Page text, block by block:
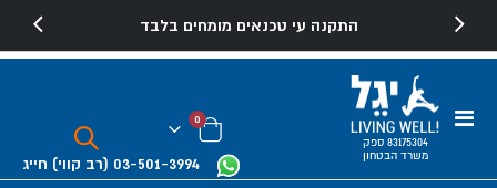
התקנה עי טכנאים מומחים בלבד
Toggle
83175304 ספק
משרד הבטחון
03-501-3994 (רב קווי) חייג
Cart
0פריטים